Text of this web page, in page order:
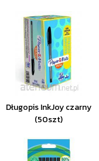
Długopis InkJoy czarny
(50szt)